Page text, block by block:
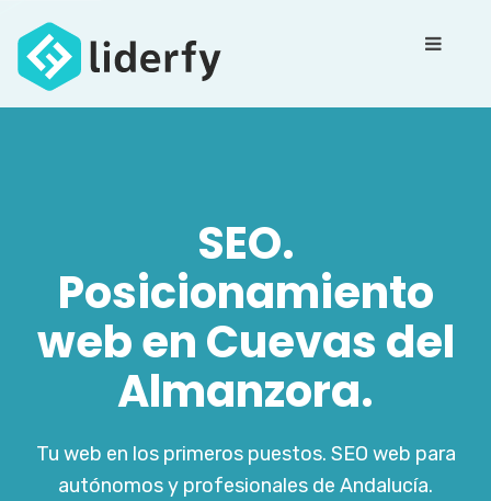
SEO.
Posicionamiento
web en Cuevas del
Almanzora.
Tu web en los primeros puestos. SEO web para
autónomos y profesionales de Andalucía.